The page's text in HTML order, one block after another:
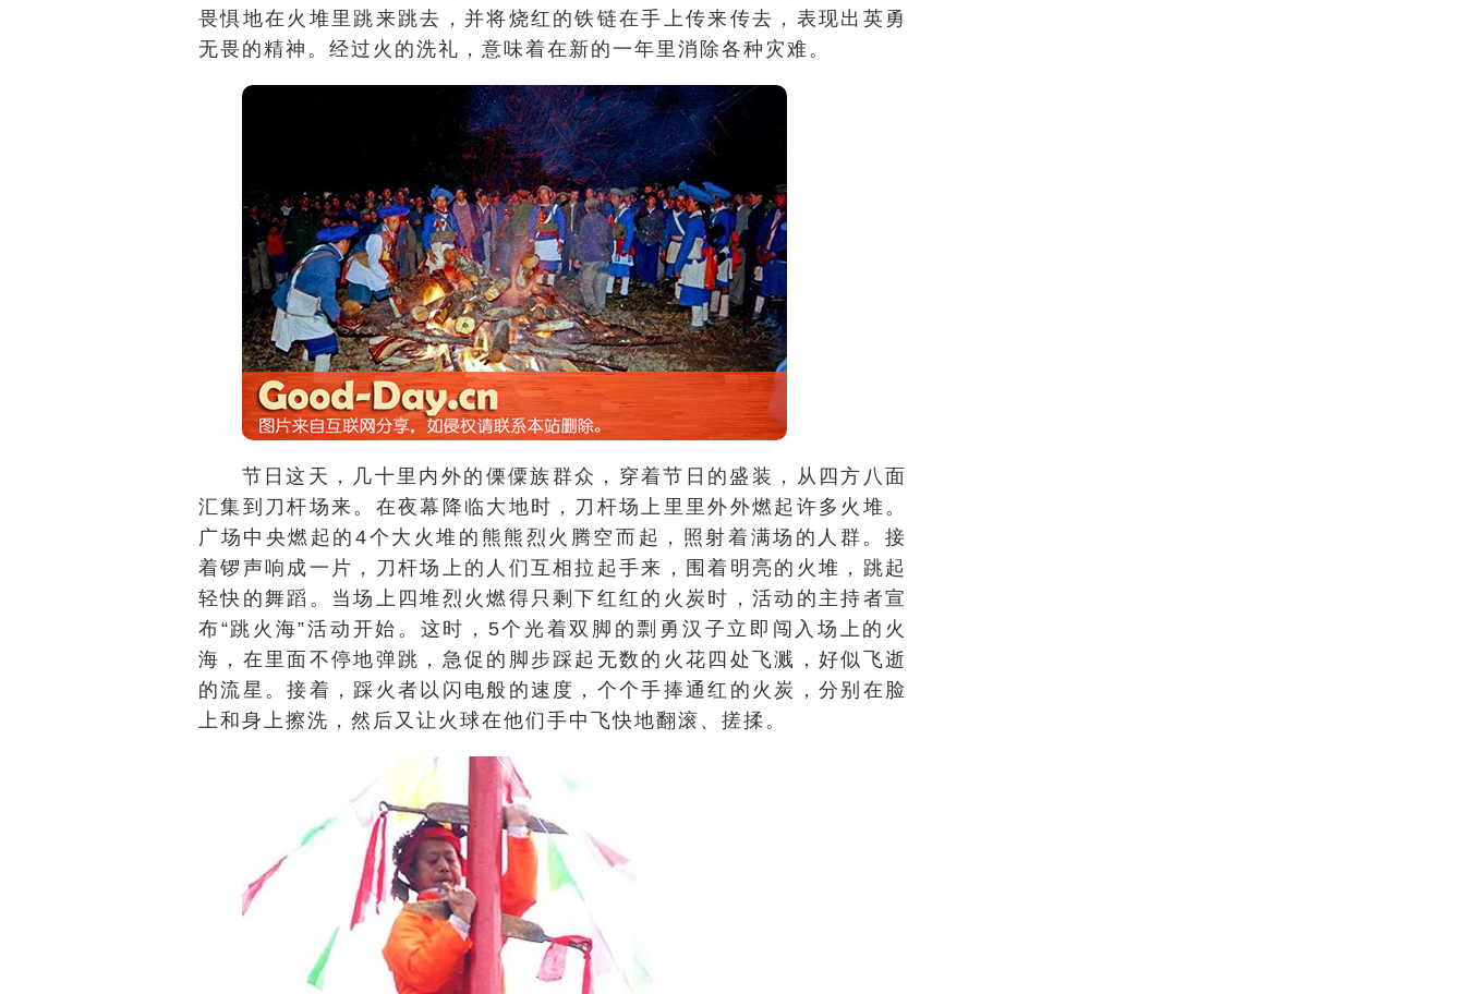
畏惧地在火堆里跳来跳去，并将烧红的铁链在手上传来传去，表现出英勇
无畏的精神。经过火的洗礼，意味着在新的一年里消除各种灾难。
节日这天，几十里内外的傈僳族群众，穿着节日的盛装，从四方八面
汇集到刀杆场来。在夜幕降临大地时，刀杆场上里里外外燃起许多火堆。
广场中央燃起的4个大火堆的熊熊烈火腾空而起，照射着满场的人群。接
着锣声响成一片，刀杆场上的人们互相拉起手来，围着明亮的火堆，跳起
轻快的舞蹈。当场上四堆烈火燃得只剩下红红的火炭时，活动的主持者宣
布“跳火海”活动开始。这时，5个光着双脚的剽勇汉子立即闯入场上的火
海，在里面不停地弹跳，急促的脚步踩起无数的火花四处飞溅，好似飞逝
的流星。接着，踩火者以闪电般的速度，个个手捧通红的火炭，分别在脸
上和身上擦洗，然后又让火球在他们手中飞快地翻滚、搓揉。